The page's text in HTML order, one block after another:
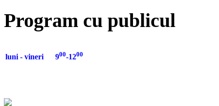
Program cu publicul
luni - vineri 900-1200